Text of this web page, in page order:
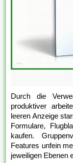
Durch die
produktiver
leeren Anzeige
Formulare,
kaufen.
Features unfein
jeweiligen Ebenen